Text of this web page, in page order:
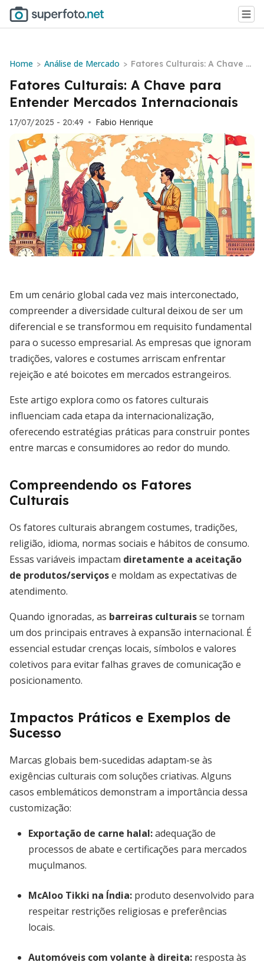
Home > Análise de Mercado > Fatores Culturais: A Chave p
ara Entender Mercados Inte
rnacionais
Fatores Culturais: A Chave para
Entender Mercados Internacionais
17/07/2025 - 20:49 • Fabio Henrique
Em um cenário global cada vez mais interconectado,
compreender a diversidade cultural deixou de ser um
diferencial e se transformou em requisito fundamental
para o sucesso empresarial. As empresas que ignoram
tradições, valores e costumes arriscam enfrentar
rejeição e até boicotes em mercados estrangeiros.
Este artigo explora como os fatores culturais
influenciam cada etapa da internacionalização,
oferecendo estratégias práticas para construir pontes
entre marcas e consumidores ao redor do mundo.
Compreendendo os Fatores
Culturais
Os fatores culturais abrangem costumes, tradições,
religião, idioma, normas sociais e hábitos de consumo.
Essas variáveis impactam diretamente a aceitação
de produtos/serviçose moldam as expectativas de
atendimento.
Quando ignoradas, as barreiras culturaisse tornam
um dos principais entraves à expansão internacional. É
essencial estudar crenças locais, símbolos e valores
coletivos para evitar falhas graves de comunicação e
posicionamento.
Impactos Práticos e Exemplos de
Sucesso
Marcas globais bem-sucedidas adaptam-se às
exigências culturais com soluções criativas. Alguns
casos emblemáticos demonstram a importância dessa
customização:
Exportação de carne halal:adequação de
processos de abate e certificações para mercados
muçulmanos.
McAloo Tikki na Índia: produto desenvolvido para
respeitar restrições religiosas e preferências
locais.
Automóveis com volante à direita: resposta às